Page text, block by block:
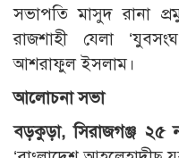
সভাপতি মাসুদ রানা
রাজশাহী যেলা
আশরাফুল ইসলাম।
আলোচনা সভা
বড়কুড়া, সিরাজগঞ্জ ২৫